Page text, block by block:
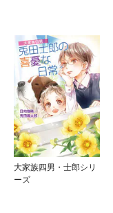
大家族四男・士郎シリ
ーズ